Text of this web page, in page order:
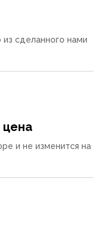
из сделанного нами
цена
и не изменится на